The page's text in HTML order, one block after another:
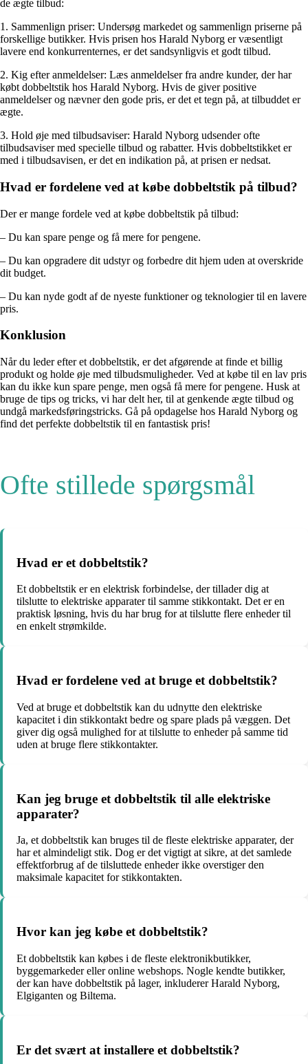
de ægte tilbud:
1. Sammenlign priser: Undersøg markedet og sammenlign priserne på
forskellige butikker. Hvis prisen hos Harald Nyborg er væsentligt
lavere end konkurrenternes, er det sandsynligvis et godt tilbud.
2. Kig efter anmeldelser: Læs anmeldelser fra andre kunder, der har
købt dobbeltstik hos Harald Nyborg. Hvis de giver positive
anmeldelser og nævner den gode pris, er det et tegn på, at tilbuddet er
ægte.
3. Hold øje med tilbudsaviser: Harald Nyborg udsender ofte
tilbudsaviser med specielle tilbud og rabatter. Hvis dobbeltstikket er
med i tilbudsavisen, er det en indikation på, at prisen er nedsat.
Hvad er fordelene ved at købe dobbeltstik på tilbud?
Der er mange fordele ved at købe dobbeltstik på tilbud:
– Du kan spare penge og få mere for pengene.
– Du kan opgradere dit udstyr og forbedre dit hjem uden at overskride
dit budget.
– Du kan nyde godt af de nyeste funktioner og teknologier til en lavere
pris.
Konklusion
Når du leder efter et dobbeltstik, er det afgørende at finde et billig
produkt og holde øje med tilbudsmuligheder. Ved at købe til en lav pris
kan du ikke kun spare penge, men også få mere for pengene. Husk at
bruge de tips og tricks, vi har delt her, til at genkende ægte tilbud og
undgå markedsføringstricks. Gå på opdagelse hos Harald Nyborg og
find det perfekte dobbeltstik til en fantastisk pris!
Ofte stillede spørgsmål
Hvad er et dobbeltstik?
Et dobbeltstik er en elektrisk forbindelse, der tillader dig at
tilslutte to elektriske apparater til samme stikkontakt. Det er en
praktisk løsning, hvis du har brug for at tilslutte flere enheder til
en enkelt strømkilde.
Hvad er fordelene ved at bruge et dobbeltstik?
Ved at bruge et dobbeltstik kan du udnytte den elektriske
kapacitet i din stikkontakt bedre og spare plads på væggen. Det
giver dig også mulighed for at tilslutte to enheder på samme tid
uden at bruge flere stikkontakter.
Kan jeg bruge et dobbeltstik til alle elektriske
apparater?
Ja, et dobbeltstik kan bruges til de fleste elektriske apparater, der
har et almindeligt stik. Dog er det vigtigt at sikre, at det samlede
effektforbrug af de tilsluttede enheder ikke overstiger den
maksimale kapacitet for stikkontakten.
Hvor kan jeg købe et dobbeltstik?
Et dobbeltstik kan købes i de fleste elektronikbutikker,
byggemarkeder eller online webshops. Nogle kendte butikker,
der kan have dobbeltstik på lager, inkluderer Harald Nyborg,
Elgiganten og Biltema.
Er det svært at installere et dobbeltstik?